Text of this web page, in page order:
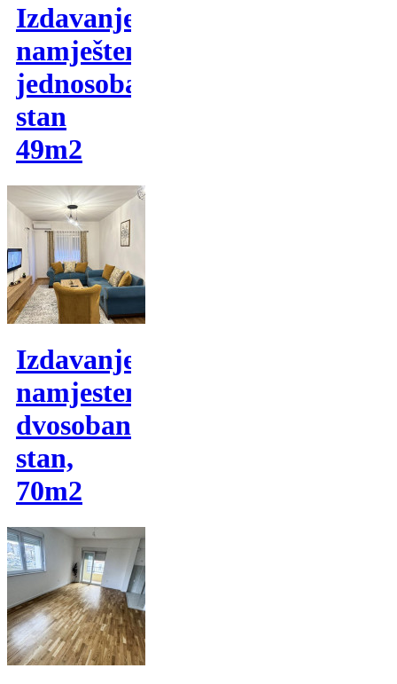
Izdavanje,
namješten
jednosoban
stan
49m2
Izdavanje,
namjesten
dvosoban
stan,
70m2